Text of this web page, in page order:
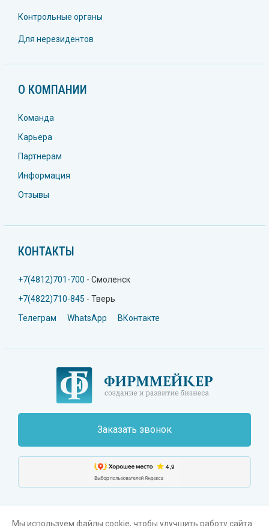
Заказать звонок
О КОМПАНИИ
Команда
Карьера
Партнерам
Информация
Отзывы
Контрольные органы
Для нерезидентов
КОНТАКТЫ
+7(4812)701-700 - Смоленск
+7(4822)710-845 - Тверь
Телеграм
WhatsApp ВКонтакте
Мы используем файлы cookie, чтобы улучшить работу сайта.